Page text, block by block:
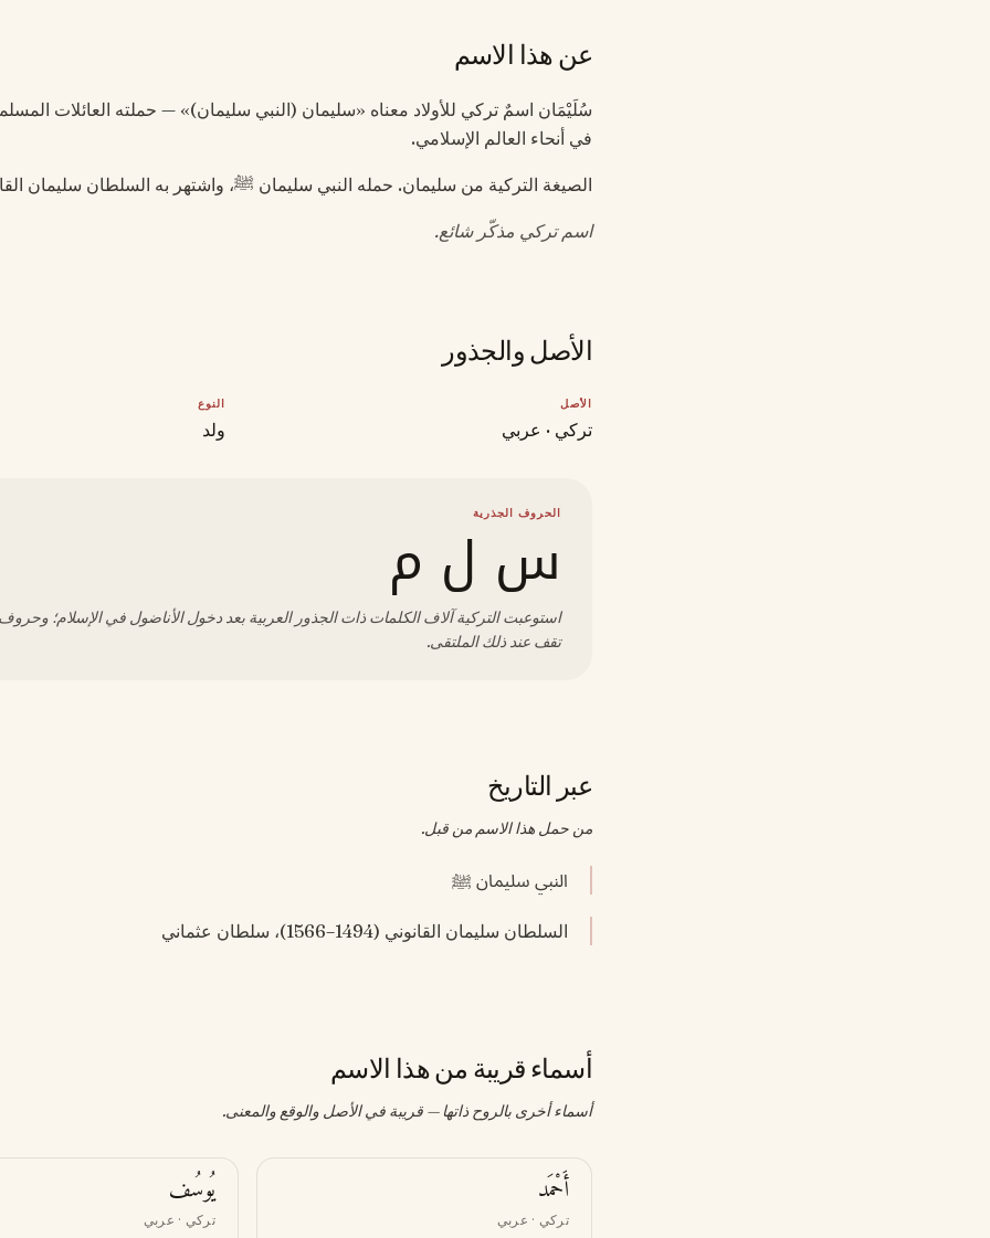
عن هذا الاسم
سُلَيْمَان اسمٌ تركي للأولاد معناه «سليمان (النبي سليمان)» — حملته العائلات
في أنحاء العالم الإسلامي.
الصيغة التركية من سليمان. حمله النبي سليمان ﷺ، واشتهر به السلطان سليمان
اسم تركي مذكّر شائع.
الأصل والجذور
الأصل
تركي · عربي
النوع
ولد
الحروف الجذرية
س ل م
استوعبت التركية آلاف الكلمات ذات الجذور العربية بعد دخول الأناضول في الإسلام؛
تقف عند ذلك الملتقى.
عبر التاريخ
من حمل هذا الاسم من قبل.
النبي سليمان ﷺ
السلطان سليمان القانوني (1494–1566)، سلطان عثماني
أسماء قريبة من هذا الاسم
أسماء أخرى بالروح ذاتها — قريبة في الأصل والوقع والمعنى.
أَحْمَد
تركي · عربي
يُوسُف
تركي · عربي